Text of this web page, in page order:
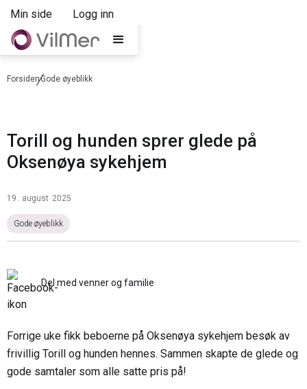
Min side Logg inn
ForsidenGode øyeblikk
Torill og hunden sprer glede på
Oksenøya sykehjem
19 . august 2025
Gode øyeblikk
Del med venner og familie
Forrige uke fikk beboerne på Oksenøya sykehjem besøk av
frivillig Torill og hunden hennes. Sammen skapte de glede og
gode samtaler som alle satte pris på!